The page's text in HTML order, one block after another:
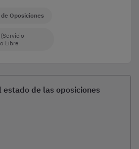
Oposiciones
Libre
de las oposiciones